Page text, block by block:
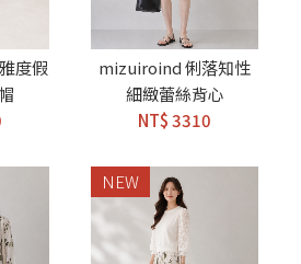
度假
mizuiroind 俐落知性
細緻蕾絲背心
NT$ 3310
NEW